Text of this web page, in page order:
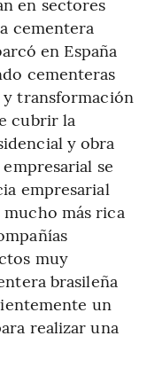
cementera
en España
cementeras
y transformación
cubrir la
y obra
se
empresarial
mucho más rica
muy
brasileña
un
realizar una